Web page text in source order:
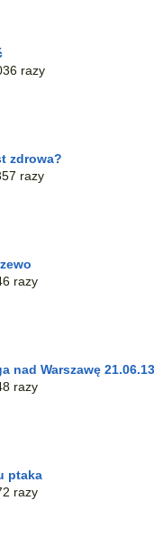
razy
zdrowa?
razy
razy
nad Warszawę
razy
ptaka
razy